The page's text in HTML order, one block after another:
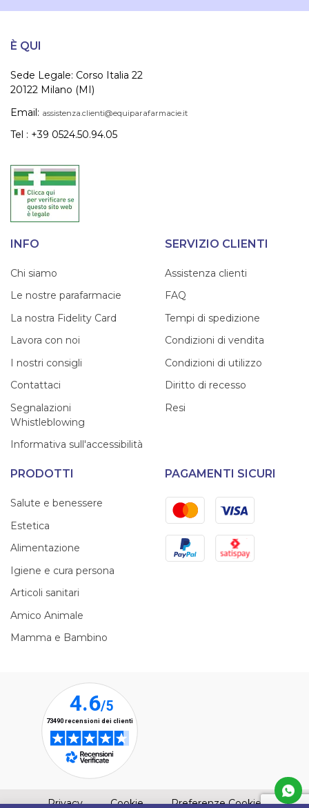
È QUI
Sede Legale: Corso Italia 22
20122 Milano (MI)
Email: assistenza.clienti@equiparafarmacie.it
Tel : +39 0524.50.94.05
INFO
Chi siamo
Le nostre parafarmacie
La nostra Fidelity Card
Lavora con noi
I nostri consigli
Contattaci
Segnalazioni
Whistleblowing
Informativa sull'accessibilità
SERVIZIO CLIENTI
Assistenza clienti
FAQ
Tempi di spedizione
Condizioni di vendita
Condizioni di utilizzo
Diritto di recesso
Resi
PRODOTTI
Salute e benessere
Estetica
Alimentazione
Igiene e cura persona
Articoli sanitari
Amico Animale
Mamma e Bambino
PAGAMENTI SICURI
MastercardVisa
PayPal Satispay
Privacy(apre una nuova finestra)
Cookie(apre una nuova finestra)
Preferenze Cookie